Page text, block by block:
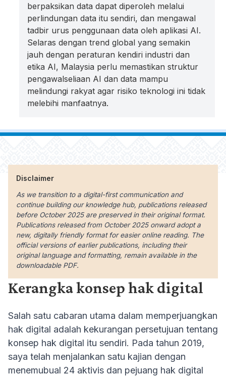
berpaksikan data dapat diperoleh melalui
perlindungan data itu sendiri, dan mengawal
tadbir urus penggunaan data oleh aplikasi AI.
Selaras dengan trend global yang semakin
jauh dengan peraturan kendiri industri dan
etika AI, Malaysia perlu memastikan struktur
pengawalseliaan AI dan data mampu
melindungi rakyat agar risiko teknologi ini tidak
melebihi manfaatnya.
Disclaimer
As we transition to a digital-first communication and
continue building our knowledge hub, publications released
before October 2025 are preserved in their original format.
Publications released from October 2025 onward adopt a
new, digitally friendly format for easier online reading. The
official versions of earlier publications, including their
original language and formatting, remain available in the
downloadable PDF.
Kerangka konsep hak digital
Salah satu cabaran utama dalam memperjuangkan
hak digital adalah kekurangan persetujuan tentang
konsep hak digital itu sendiri. Pada tahun 2019,
saya telah menjalankan satu kajian dengan
menemubual 24 aktivis dan pejuang hak digital